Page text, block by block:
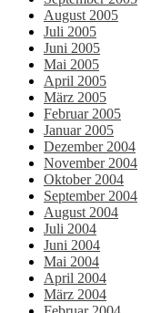
August 2005
Juli 2005
Juni 2005
Mai 2005
April 2005
März 2005
Februar 2005
Januar 2005
Dezember 2004
November 2004
Oktober 2004
September 2004
August 2004
Juli 2004
Juni 2004
Mai 2004
April 2004
März 2004